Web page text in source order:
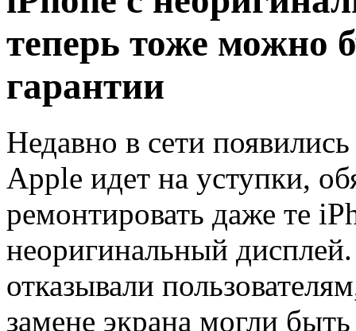
теперь тоже можно
гарантии
Недавно в сети
Apple идет на уступки,
ремонтировать даже те
неоригинальный
отказывали
замене экрана могли